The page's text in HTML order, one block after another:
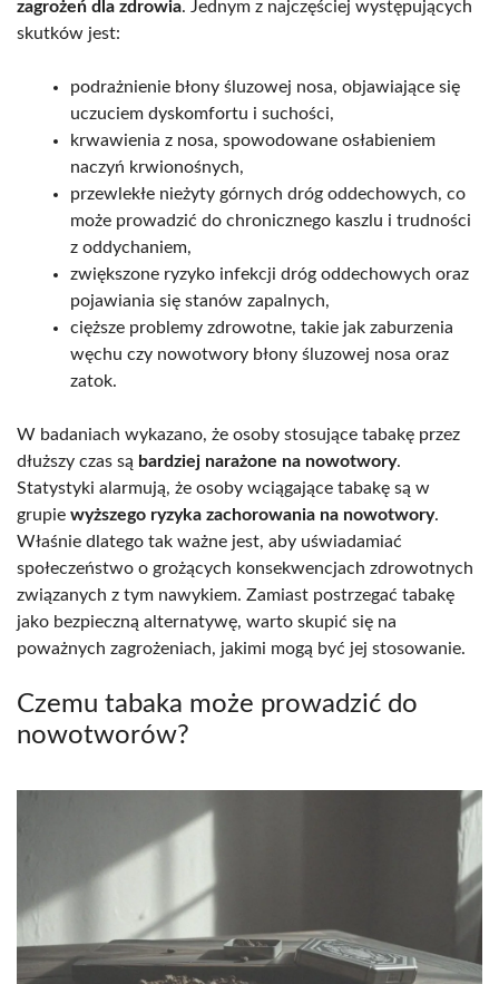
zagrożeń dla zdrowia. Jednym z najczęściej występujących
skutków jest:
podrażnienie błony śluzowej nosa, objawiające się
uczuciem dyskomfortu i suchości,
krwawienia z nosa, spowodowane osłabieniem
naczyń krwionośnych,
przewlekłe nieżyty górnych dróg oddechowych, co
może prowadzić do chronicznego kaszlu i trudności
z oddychaniem,
zwiększone ryzyko infekcji dróg oddechowych oraz
pojawiania się stanów zapalnych,
cięższe problemy zdrowotne, takie jak zaburzenia
węchu czy nowotwory błony śluzowej nosa oraz
zatok.
W badaniach wykazano, że osoby stosujące tabakę przez
dłuższy czas są bardziej narażone na nowotwory.
Statystyki alarmują, że osoby wciągające tabakę są w
grupie wyższego ryzyka zachorowania na nowotwory.
Właśnie dlatego tak ważne jest, aby uświadamiać
społeczeństwo o grożących konsekwencjach zdrowotnych
związanych z tym nawykiem. Zamiast postrzegać tabakę
jako bezpieczną alternatywę, warto skupić się na
poważnych zagrożeniach, jakimi mogą być jej stosowanie.
Czemu tabaka może prowadzić do
nowotworów?